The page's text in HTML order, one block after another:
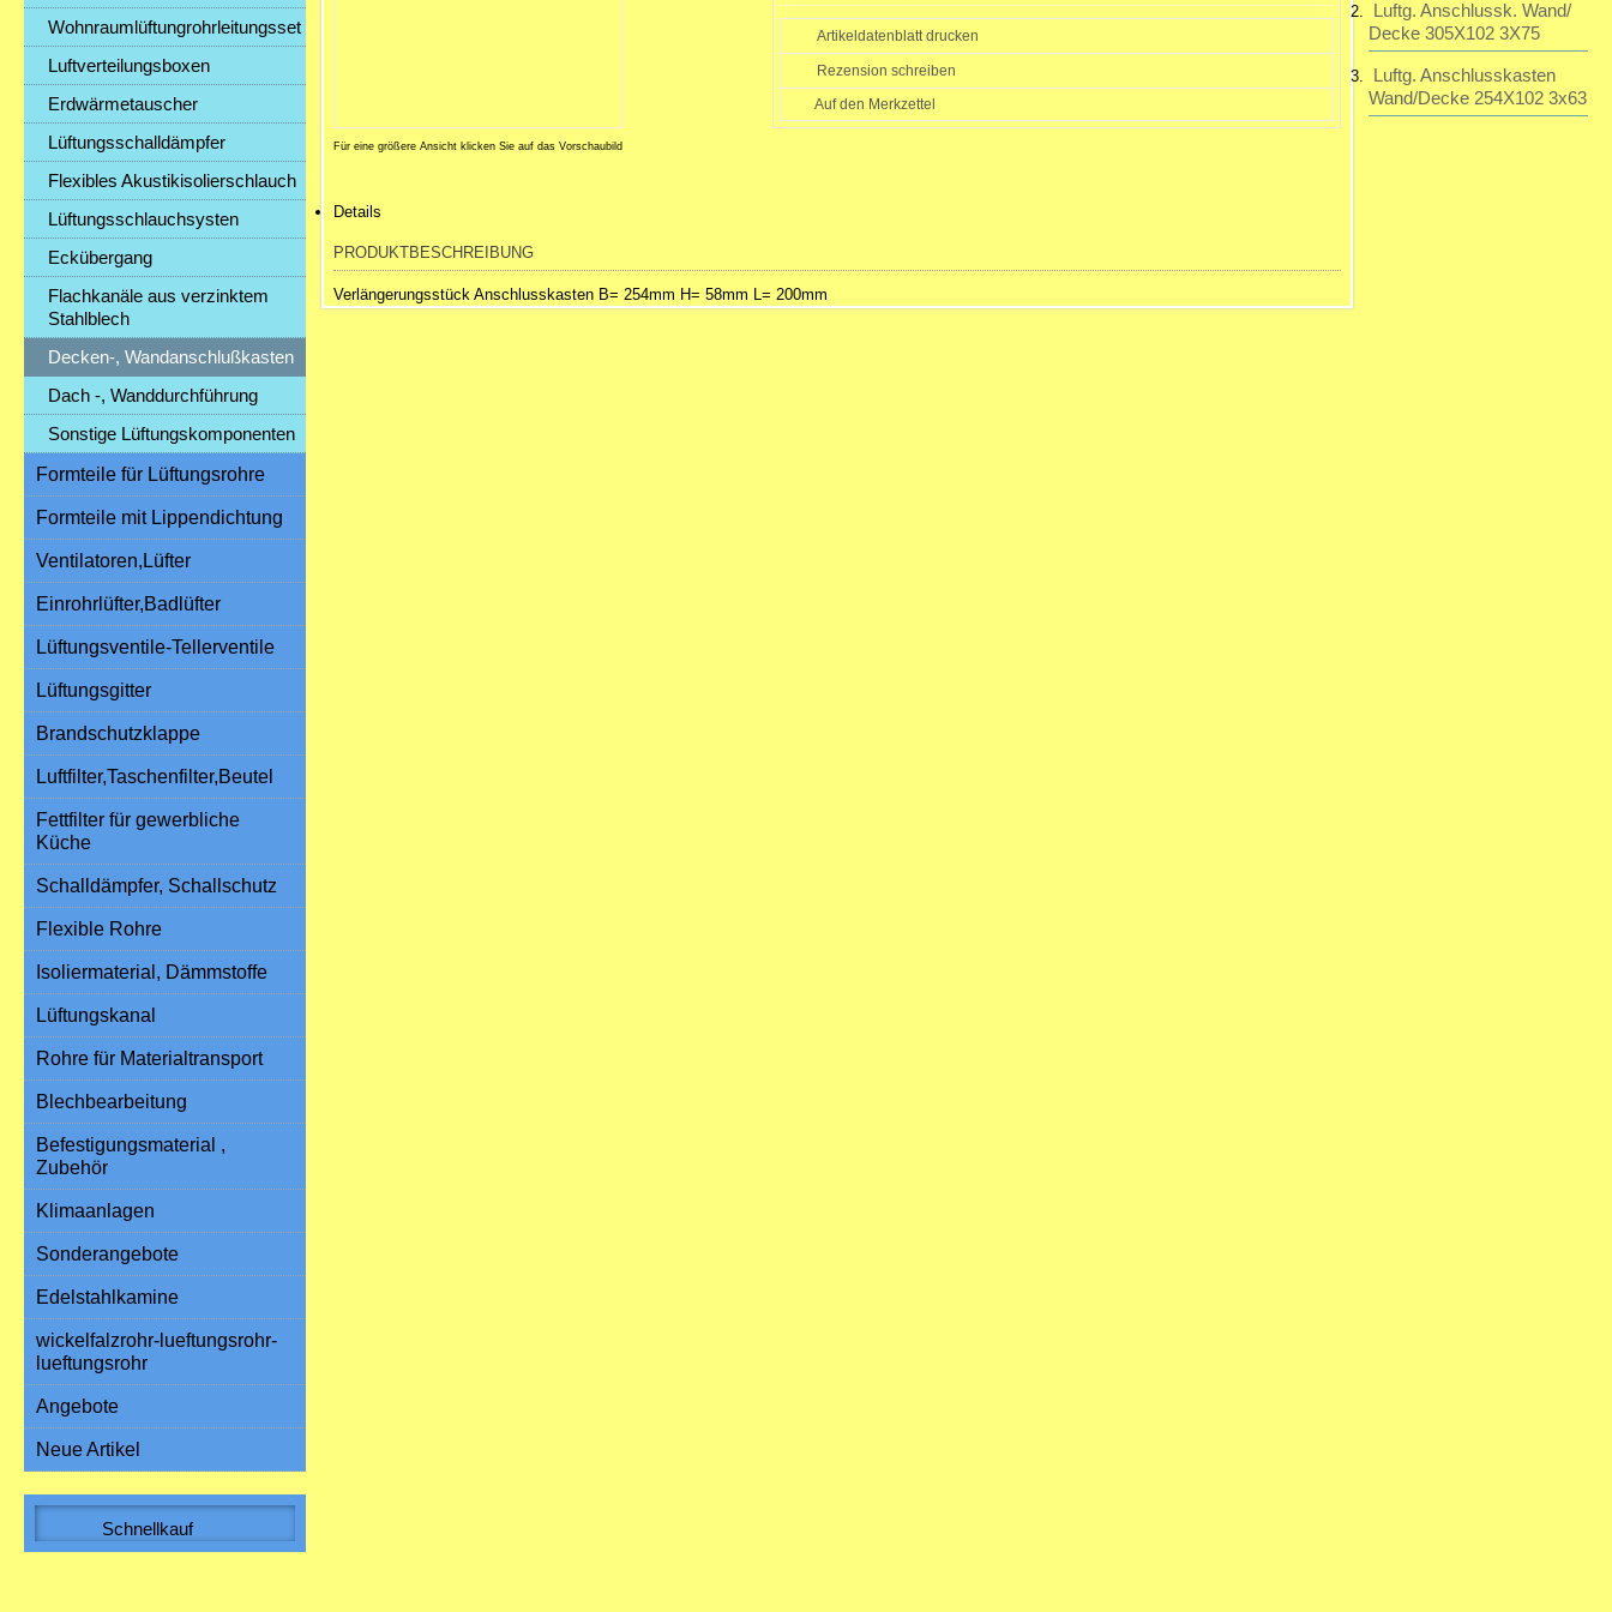
Für eine größere Ansicht klicken Sie auf das Vorschaubild
Artikeldatenblatt drucken
Rezension schreiben
Details
PRODUKTBESCHREIBUNG
Verlängerungsstück Anschlusskasten B= 254mm H= 58mm L= 200mm
Wohnraumlüftungrohrleitungsset
Luftverteilungsboxen
Erdwärmetauscher
Lüftungsschalldämpfer
Flexibles Akustikisolierschlauch
Lüftungsschlauchsysten
Eckübergang
Flachkanäle aus verzinktem
Stahlblech
Decken-, Wandanschlußkasten
Dach -, Wanddurchführung
Sonstige Lüftungskomponenten
Formteile für Lüftungsrohre
Formteile mit Lippendichtung
Ventilatoren,Lüfter
Einrohrlüfter,Badlüfter
Lüftungsventile-Tellerventile
Lüftungsgitter
Brandschutzklappe
Luftfilter,Taschenfilter,Beutel
Fettfilter für gewerbliche
Küche
Schalldämpfer, Schallschutz
Flexible Rohre
Isoliermaterial, Dämmstoffe
Lüftungskanal
Rohre für Materialtransport
Blechbearbeitung
Befestigungsmaterial ,
Zubehör
Klimaanlagen
Sonderangebote
Edelstahlkamine
wickelfalzrohr-lueftungsrohr-
lueftungsrohr
Angebote
Neue Artikel
Schnellkauf
Luftg. Anschlussk. Wand/
Decke 305X102 3X75
Luftg. Anschlusskasten
Wand/Decke 254X102 3x63